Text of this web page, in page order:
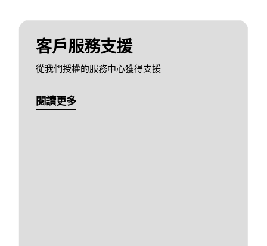
客戶服務支援
從我們授權的服務中心獲得支援
閱讀更多